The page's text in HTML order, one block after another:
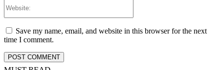
Save my name, email, and website in this browser for the next
time I comment.